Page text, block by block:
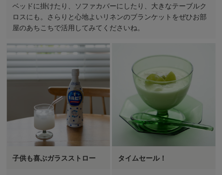
ベッドに掛けたり、ソファカバーにしたり、大きなテーブルク
ロスにも。さらりと心地よいリネンのブランケットをぜひお部
屋のあちこちで活用してみてくださいね。
子供も喜ぶガラスストロー タイムセール！